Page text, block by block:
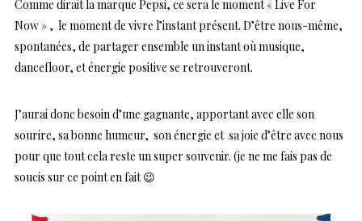
Comme dirait la marque Pepsi, ce sera le moment « Live For
Now » , le moment de vivre l’instant présent. D’être nous-même,
spontanées, de partager ensemble un instant où musique,
dancefloor, et énergie positive se retrouveront.
J’aurai donc besoin d’une gagnante, apportant avec elle son
sourire, sa bonne humeur, son énergie et sa joie d’être avec nous
pour que tout cela reste un super souvenir. (je ne me fais pas de
soucis sur ce point en fait 😉